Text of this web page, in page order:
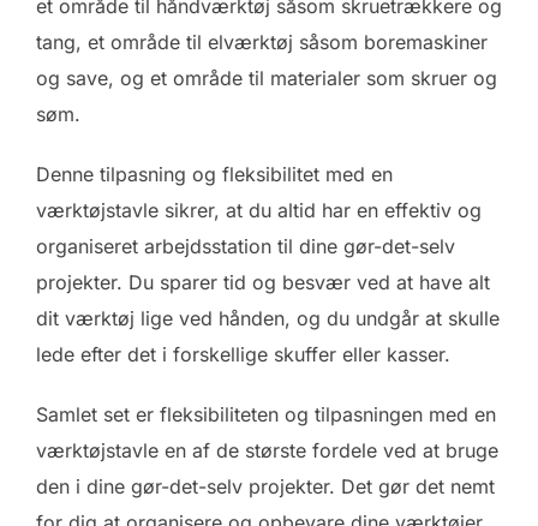
et område til håndværktøj såsom skruetrækkere og
tang, et område til elværktøj såsom boremaskiner
og save, og et område til materialer som skruer og
søm.
Denne tilpasning og fleksibilitet med en
værktøjstavle sikrer, at du altid har en effektiv og
organiseret arbejdsstation til dine gør-det-selv
projekter. Du sparer tid og besvær ved at have alt
dit værktøj lige ved hånden, og du undgår at skulle
lede efter det i forskellige skuffer eller kasser.
Samlet set er fleksibiliteten og tilpasningen med en
værktøjstavle en af de største fordele ved at bruge
den i dine gør-det-selv projekter. Det gør det nemt